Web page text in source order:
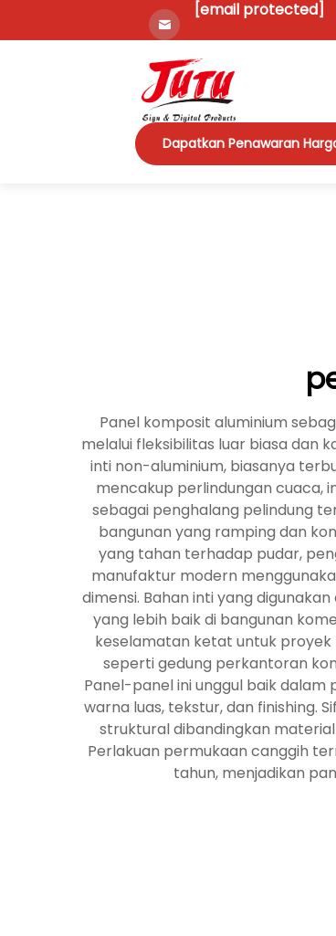
[email protected]
Dapatkan Penawaran
Panel komposit aluminium
melalui fleksibilitas luar biasa dan
inti non-aluminium, biasanya
mencakup perlindungan cuaca,
sebagai penghalang pelindung
bangunan yang ramping dan
yang tahan terhadap pudar,
manufaktur modern
dimensi. Bahan inti yang
yang lebih baik di bangunan
keselamatan ketat untuk proyek
seperti gedung perkantoran
Panel-panel ini unggul baik
warna luas, tekstur, dan finishing.
struktural dibandingkan
Perlakuan permukaan canggih
tahun, menjadikan